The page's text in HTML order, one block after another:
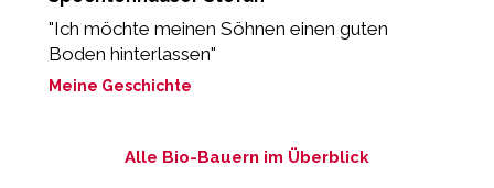
"Ich möchte meinen Söhnen einen guten
Boden hinterlassen"
Meine Geschichte
Alle Bio-Bauern im Überblick